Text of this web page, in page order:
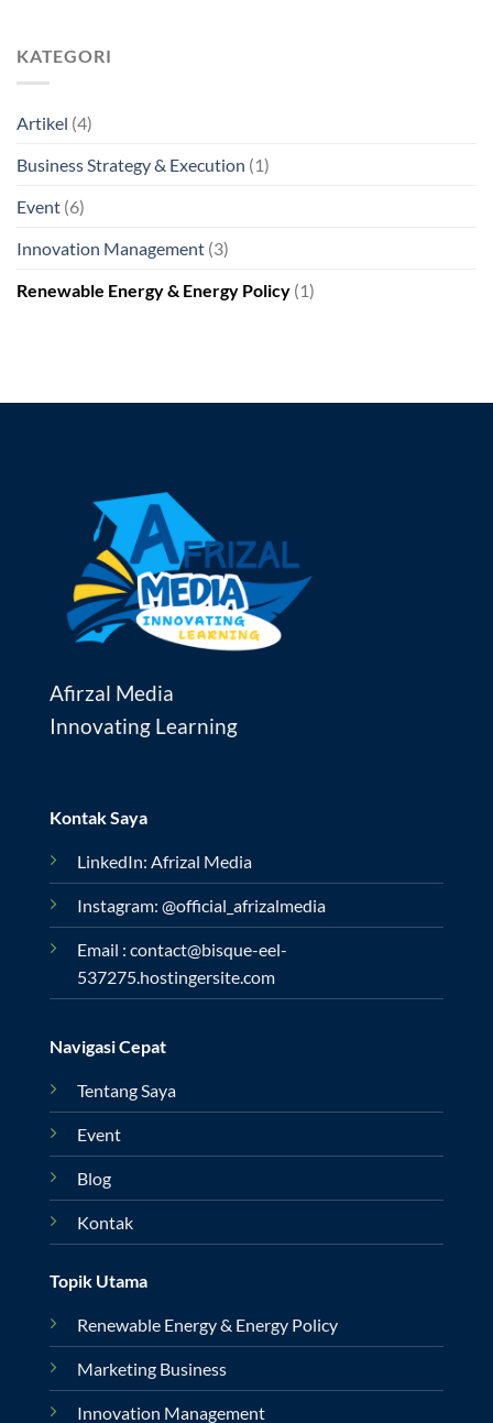
KATEGORI
Artikel (4)
Business Strategy & Execution (1)
Event (6)
Innovation Management (3)
Renewable Energy & Energy Policy (1)
Afirzal Media
Innovating Learning
Navigasi Cepat
Tentang Saya
Event
Blog
Kontak
Topik Utama
Renewable Energy & Energy Policy
Marketing Business
Innovation Management
Kontak Saya
LinkedIn: Afrizal Media
Instagram: @official_afrizalmedia
Email : contact@bisque-eel-
537275.hostingersite.com